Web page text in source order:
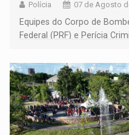
Polícia 07 de Agosto
Equipes do Corpo de
Federal (PRF) e Perícia